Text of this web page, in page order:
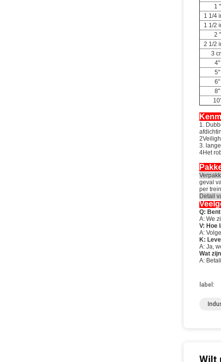
1 "
1 1/4
1 1/2
2 "
2 1/2
3
4"
5"
6"
8"
1.
3.
4Het
geval
per
Detail
Q:
A: We
V: Hoe
A:
K:
A: Ja,
Wat
A:
label:
Wilt